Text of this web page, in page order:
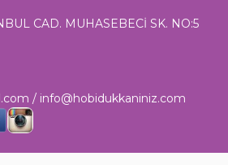
CAD. MUHASEBECİ SK. NO:5
/ info@hobidukkaniniz.com